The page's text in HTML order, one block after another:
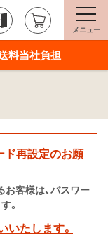
メニュー
料当社負担
ド再設定のお願
客様は、パスワー
。
たします。